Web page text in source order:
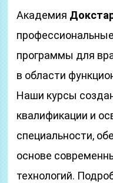
Академия
программы для
в области
Наши курсы
квалификации и
специальности,
основе
технологий.